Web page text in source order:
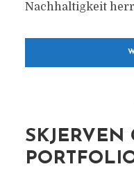
Nachhaltigkeit
SKJERVEN